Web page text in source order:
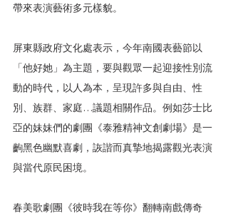
帶來表演藝術多元樣貌。
屏東縣政府文化處表示，今年南國表藝節以
「他好她」為主題，要與觀眾一起迎接性別流
動的時代，以人為本，呈現許多與自由、性
別、族群、家庭…議題相關作品。例如莎士比
亞的妹妹們的劇團《泰雅精神文創劇場》是一
齣黑色幽默喜劇，詼諧而真摯地揭露觀光表演
與當代原民困境。
春美歌劇團《彼時我在等你》翻轉南戲傳奇